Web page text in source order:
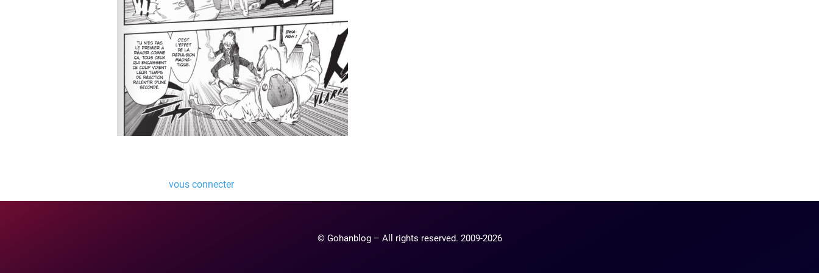
vous connecterpour publier un commentaire.
© Gohanblog – All rights reserved. 2009-2026